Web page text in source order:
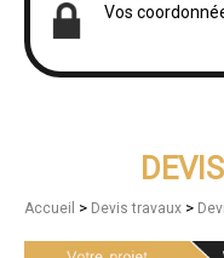
Vos
Accueil > Devis travaux >